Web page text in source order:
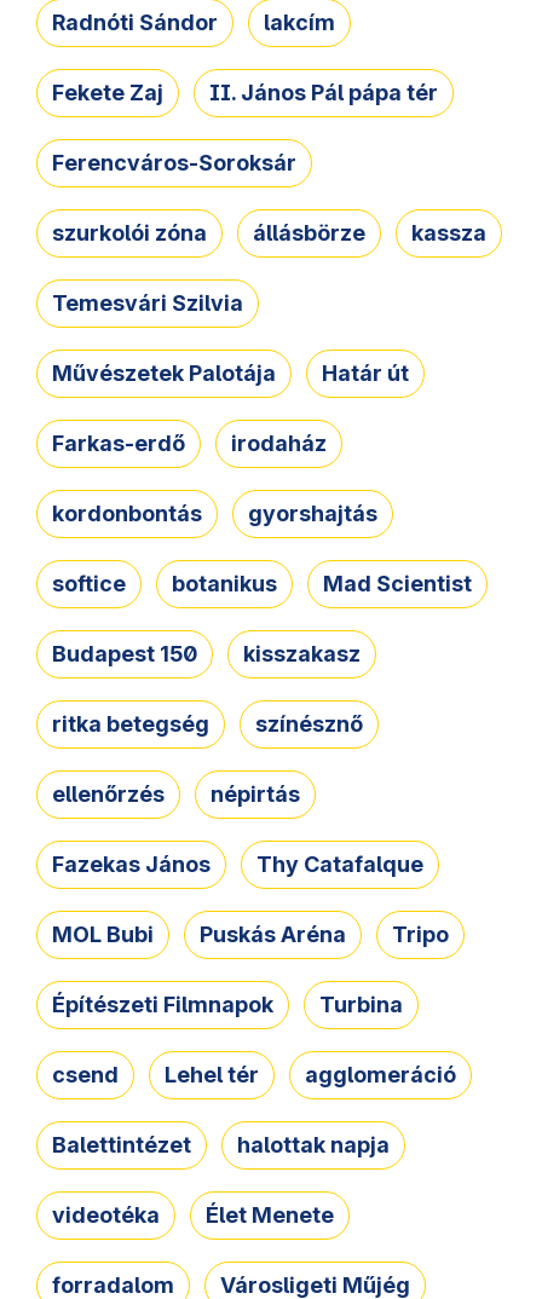
Radnóti Sándor lakcím
Fekete Zaj II. János Pál pápa tér
Ferencváros-Soroksár
szurkolói zóna állásbörze kassza
Temesvári Szilvia
Művészetek Palotája Határ út
Farkas-erdő irodaház
kordonbontás gyorshajtás
softice botanikus Mad Scientist
Budapest 150 kisszakasz
ritka betegség színésznő
ellenőrzés népirtás
Fazekas János Thy Catafalque
MOL Bubi Puskás Aréna Tripo
Építészeti Filmnapok Turbina
csend Lehel tér agglomeráció
Balettintézet halottak napja
videotéka Élet Menete
forradalom Városligeti Műjég